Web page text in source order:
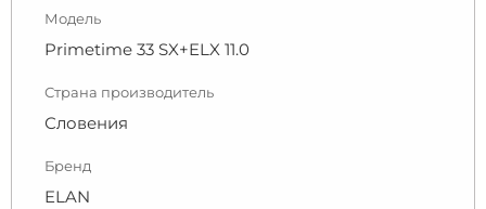
Модель
Primetime 33 SX+ELX 11.0
Страна производитель
Словения
Бренд
ELAN